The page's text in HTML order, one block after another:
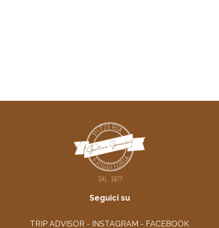
Seguici su
TRIP ADVISOR - INSTAGRAM - FACEBOOK